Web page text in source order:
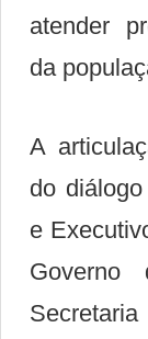
atender
da
A
do
e